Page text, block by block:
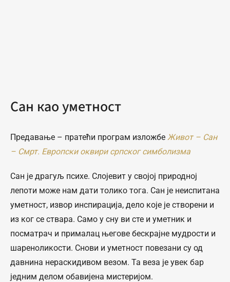
Сан као уметност
Предавање – пратећи програм изложбе Живот – Сан
– Смрт. Европски оквири српског симболизма
Сан је драгуљ психе. Слојевит у својој природној
лепоти може нам дати толико тога. Сан је неиспитана
уметност, извор инспирација, дело које је створени и
из ког се ствара. Само у сну ви сте и уметник и
посматрач и прималац његове бескрајне мудрости и
шареноликости. Снови и уметност повезани су од
давнина нераскидивом везом. Та веза је увек бар
једним делом обавијена мистеријом.